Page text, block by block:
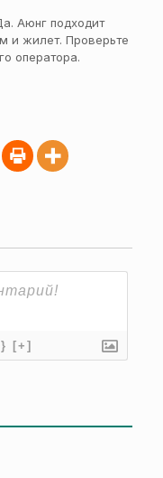
Аюнг подходит
и жилет. Проверьте
оператора.
[+]